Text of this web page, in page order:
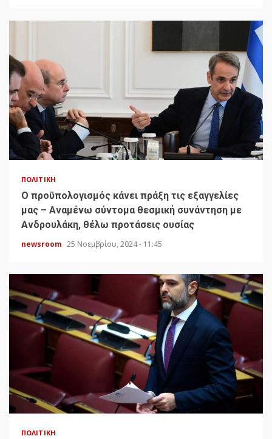
ΠΟΛΙΤΙΚΉ
Ο προϋπολογισμός κάνει πράξη τις εξαγγελίες
μας – Αναμένω σύντομα θεσμική συνάντηση με
Ανδρουλάκη, θέλω προτάσεις ουσίας
newsroom 25 Νοεμβρίου, 2024 - 11:45
ΠΟΛΙΤΙΚΉ